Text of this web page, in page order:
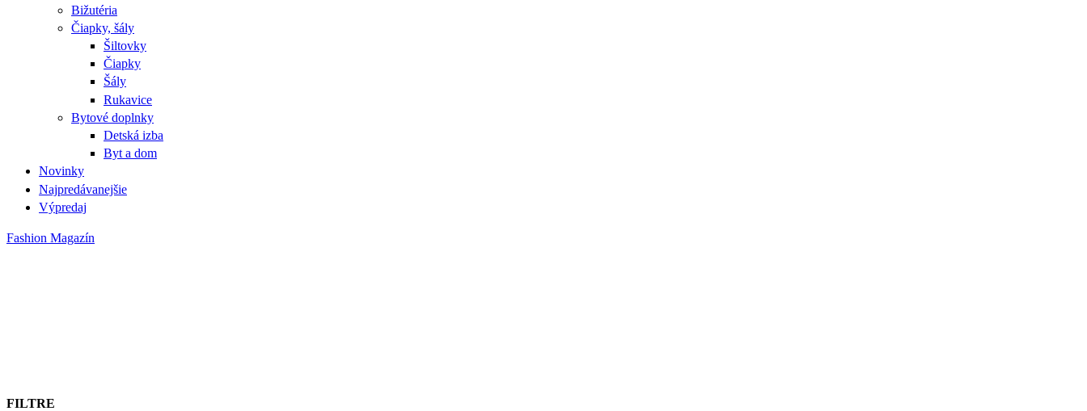
Bižutéria
Čiapky, šály
Šiltovky
Čiapky
Šály
Rukavice
Bytové doplnky
Detská izba
Byt a dom
Novinky
Najpredávanejšie
Výpredaj
Fashion Magazín
FILTRE